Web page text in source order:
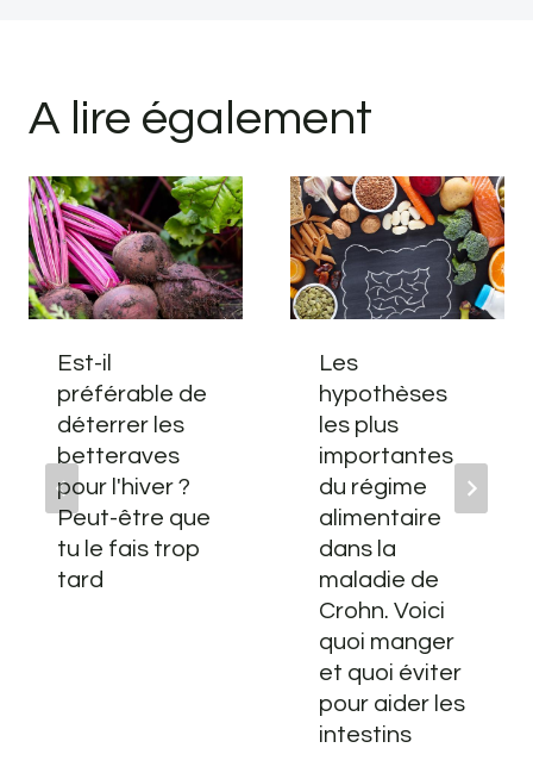
A lire également
Est-il
préférable de
déterrer les
betteraves
pour l'hiver ?
Peut-être que
tu le fais trop
tard
Les
hypothèses
les plus
importantes
du régime
alimentaire
dans la
maladie de
Crohn. Voici
quoi manger
et quoi éviter
pour aider les
intestins